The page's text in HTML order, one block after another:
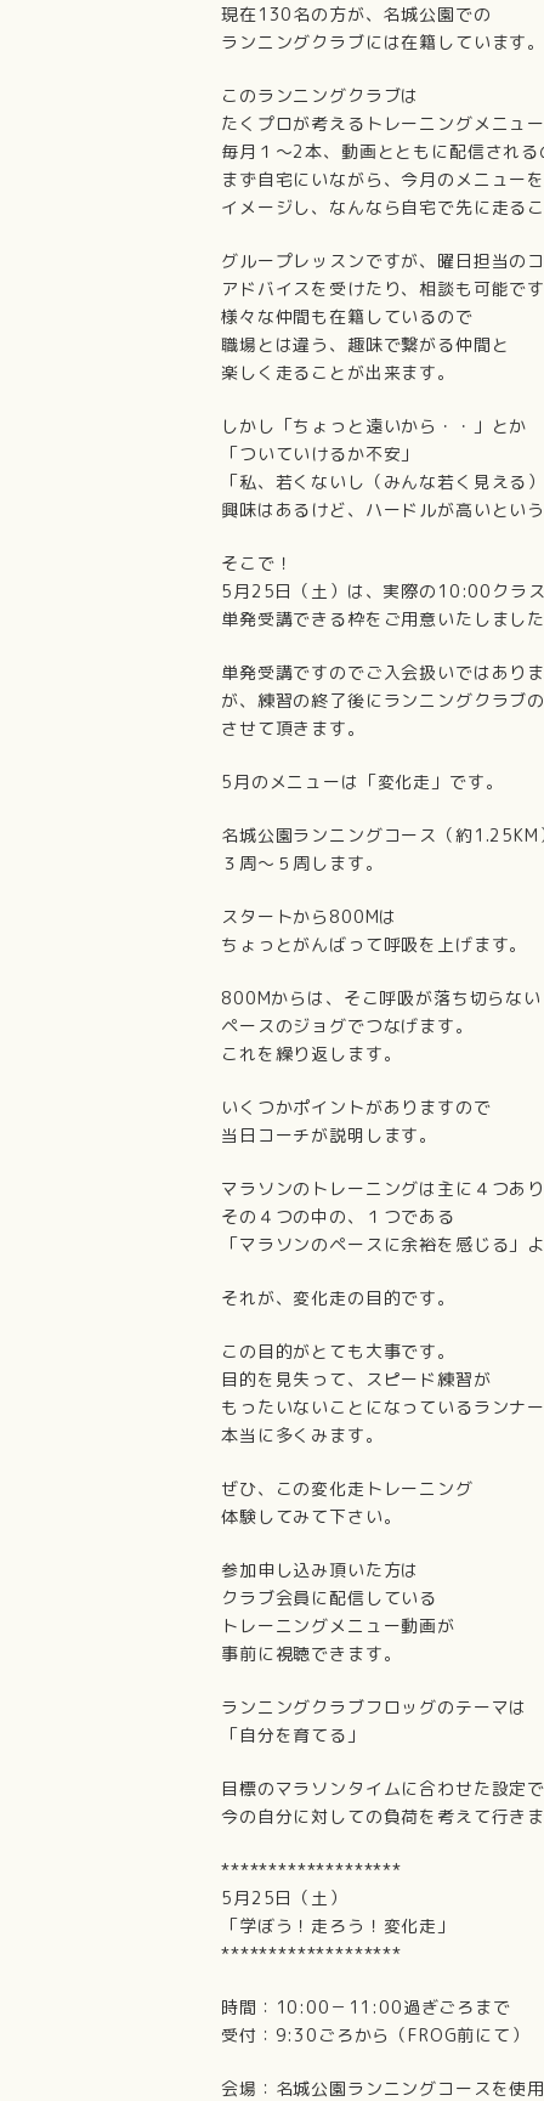
現在130名の方が、名城公園での
ランニングクラブには在籍しています。
このランニングクラブは
たくプロが考えるトレーニングメニュ
毎月１～2本、動画とともに配信される
まず自宅にいながら、今月のメニュー
イメージし、なんなら自宅で先に走るこ
グループレッスンですが、曜日担当の
アドバイスを受けたり、相談も可能です
様々な仲間も在籍しているので
職場とは違う、趣味で繋がる仲間と
楽しく走ることが出来ます。
しかし「ちょっと遠いから・・」とか
「ついていけるか不安」
「私、若くないし（みんな若く見える
興味はあるけど、ハードルが高いという
そこで！
5月25日（土）は、実際の10:00クラ
単発受講できる枠をご用意いたしました
単発受講ですのでご入会扱いではあり
が、練習の終了後にランニングクラブ
させて頂きます。
5月のメニューは「変化走」です。
名城公園ランニングコース（約1.25KM
３周～５周します。
スタートから800Mは
ちょっとがんばって呼吸を上げます。
800Mからは、そこ呼吸が落ち切らない
ペースのジョグでつなげます。
これを繰り返します。
いくつかポイントがありますので
当日コーチが説明します。
マラソンのトレーニングは主に４つあり
その４つの中の、１つである
「マラソンのペースに余裕を感じる」
それが、変化走の目的です。
この目的がとても大事です。
目的を見失って、スピード練習が
もったいないことになっているランナ
本当に多くみます。
ぜひ、この変化走トレーニング
体験してみて下さい。
参加申し込み頂いた方は
クラブ会員に配信している
トレーニングメニュー動画が
事前に視聴できます。
ランニングクラブフロッグのテーマは
「自分を育てる」
目標のマラソンタイムに合わせた設定
今の自分に対しての負荷を考えて行きま
*******************
5月25日（土）
「学ぼう！走ろう！変化走」
*******************
時間：10:00－11:00過ぎごろまで
受付：9:30ごろから（FROG前にて）
会場：名城公園ランニングコースを使用